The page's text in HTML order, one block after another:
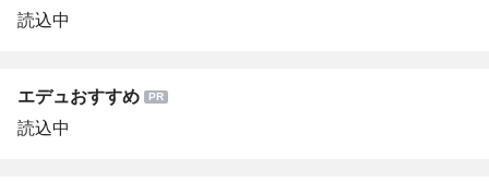
読込中
エデュおすすめ
読込中